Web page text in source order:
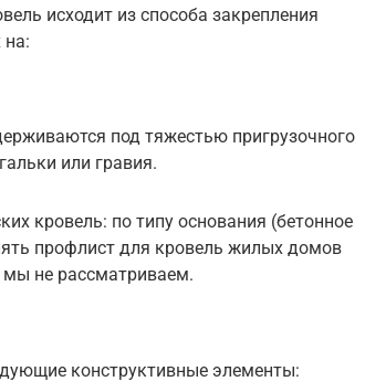
исходит из способа закрепления
на:
под тяжестью пригрузочного
или гравия.
кровель: по типу основания (бетонное
профлист для кровель жилых домов
не рассматриваем.
конструктивные элементы: